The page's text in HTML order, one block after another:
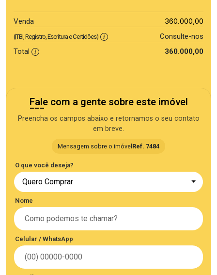
Venda 360.000,00
(ITBI, Registro, Escritura e Certidões)
Consulte-nos
Total
360.000,00
Fale com a gente sobre este imóvel
Preencha os campos abaixo e retornamos o seu contato
em breve.
Mensagem sobre o imóvel Ref. 7484
O que você deseja?
Quero Comprar
Nome
Celular / WhatsApp